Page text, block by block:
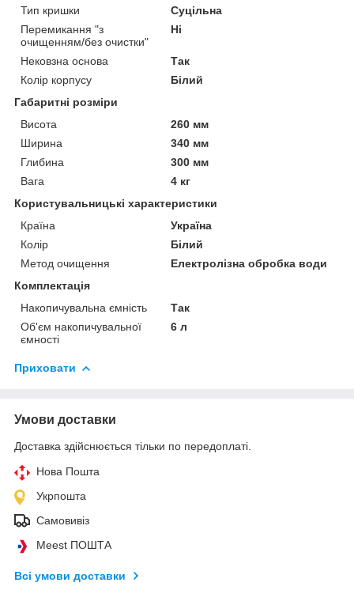
Тип кришки
Суцільна
Перемикання "з
очищенням/без очистки"
Ні
Нековзна основа
Так
Колір корпусу
Білий
Габаритні розміри
Висота
260 мм
Ширина
340 мм
Глибина
300 мм
Вага
4 кг
Користувальницькі характеристики
Країна
Україна
Колір
Білий
Метод очищення
Електролізна обробка води
Комплектація
Накопичувальна ємність
Так
Об'єм накопичувальної
ємності
6 л
Приховати
Умови доставки
Доставка здійснюється тільки по передоплаті.
Нова Пошта
Укрпошта
Самовивіз
Meest ПОШТА
Всі умови доставки